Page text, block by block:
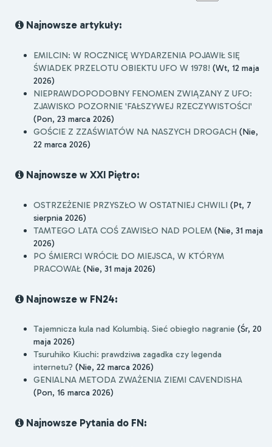
Najnowsze artykuły:
EMILCIN: W ROCZNICĘ WYDARZENIA POJAWIŁ SIĘ
ŚWIADEK PRZELOTU OBIEKTU UFO W 1978! (Wt, 12 maja
2026)
NIEPRAWDOPODOBNY FENOMEN ZWIĄZANY Z UFO:
ZJAWISKO POZORNIE 'FAŁSZYWEJ RZECZYWISTOŚCI'
(Pon, 23 marca 2026)
GOŚCIE Z ZZAŚWIATÓW NA NASZYCH DROGACH (Nie,
22 marca 2026)
Najnowsze w XXI Piętro:
OSTRZEŻENIE PRZYSZŁO W OSTATNIEJ CHWILI (Pt, 7
sierpnia 2026)
TAMTEGO LATA COŚ ZAWISŁO NAD POLEM (Nie, 31 maja
2026)
PO ŚMIERCI WRÓCIŁ DO MIEJSCA, W KTÓRYM
PRACOWAŁ (Nie, 31 maja 2026)
Najnowsze w FN24:
Tajemnicza kula nad Kolumbią. Sieć obiegło nagranie (Śr, 20
maja 2026)
Tsuruhiko Kiuchi: prawdziwa zagadka czy legenda
internetu? (Nie, 22 marca 2026)
GENIALNA METODA ZWAŻENIA ZIEMI CAVENDISHA
(Pon, 16 marca 2026)
Najnowsze Pytania do FN: